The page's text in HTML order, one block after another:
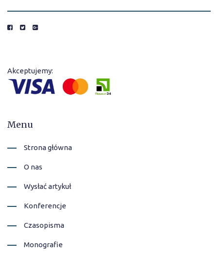
Akceptujemy:
Menu
Strona główna
O nas
Wysłać artykuł
Konferencje
Czasopisma
Monografie